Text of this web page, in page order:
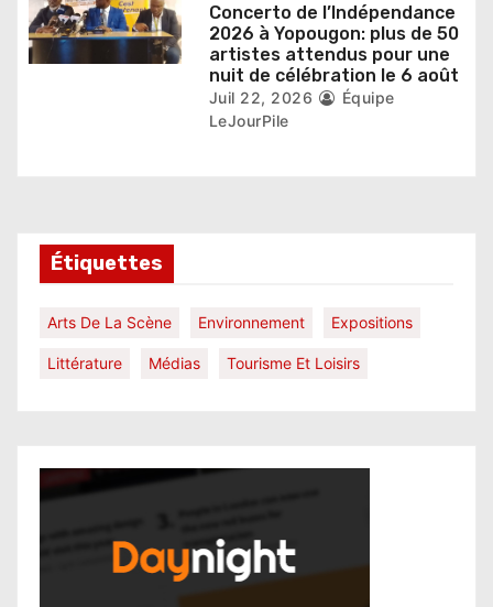
Concerto de l’Indépendance
2026 à Yopougon: plus de 50
artistes attendus pour une
nuit de célébration le 6 août
Juil 22, 2026
Équipe
LeJourPile
Étiquettes
Arts De La Scène Environnement Expositions
Littérature Médias Tourisme Et Loisirs